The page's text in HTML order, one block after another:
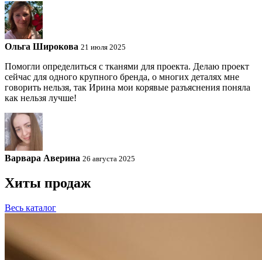
Ольга Широкова 21 июля 2025
Помогли определиться с тканями для проекта. Делаю проект
сейчас для одного крупного бренда, о многих деталях мне
говорить нельзя, так Ирина мои корявые разъяснения поняла
как нельзя лучше!
Варвара Аверина 26 августа 2025
Хиты продаж
Весь каталог